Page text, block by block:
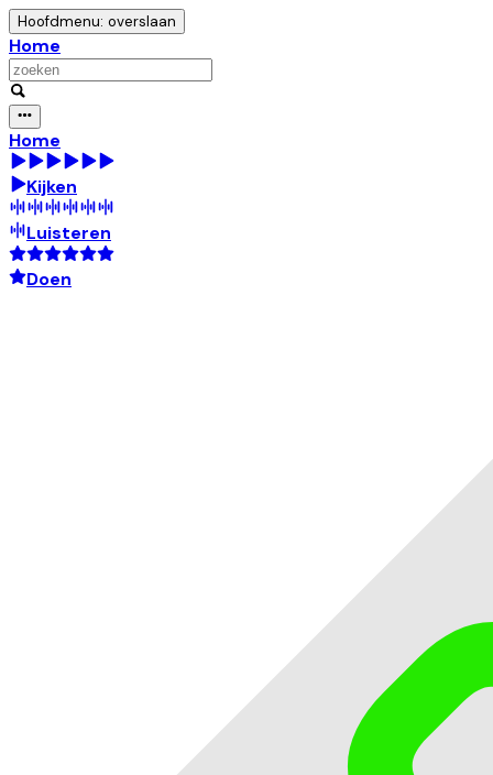
Hoofdmenu: overslaan
Home
Home
Kijken
Luisteren
Doen